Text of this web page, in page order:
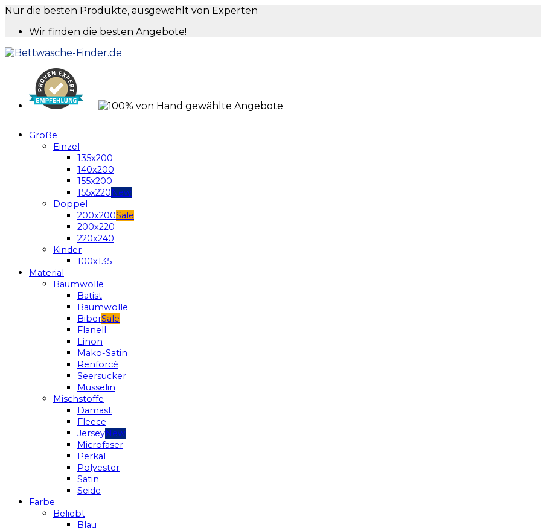
Nur die besten Produkte, ausgewählt von Experten
Wir finden die besten Angebote!
Größe
Einzel
135x200
140x200
155x200
155x220
Doppel
200x200
200x220
220x240
Kinder
100x135
Material
Baumwolle
Batist
Baumwolle
Biber
Flanell
Linon
Mako-Satin
Renforcé
Seersucker
Musselin
Mischstoffe
Damast
Fleece
Jersey
Microfaser
Perkal
Polyester
Satin
Seide
Farbe
Beliebt
Blau